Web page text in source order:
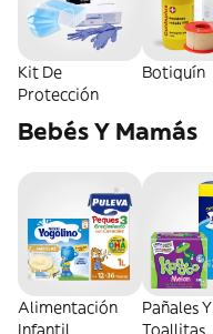
Kit De
Protección
Botiquín
Bebés Y Mamás
Alimentación
Infantil
Pañales Y
Toallitas